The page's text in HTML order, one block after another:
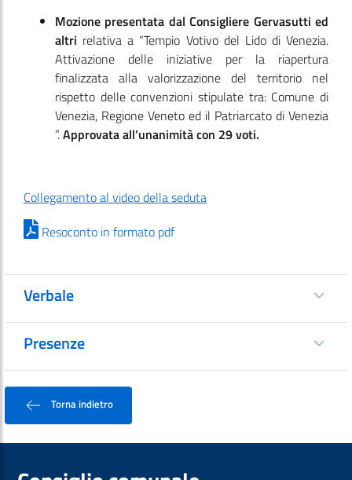
Mozione presentata dal Consigliere Gervasutti ed
altri relativa a “Tempio Votivo del Lido di Venezia.
Attivazione delle iniziative per la riapertura
finalizzata alla valorizzazione del territorio nel
rispetto delle convenzioni stipulate tra: Comune di
Venezia, Regione Veneto ed il Patriarcato di Venezia
”.Approvata all’unanimità con 29 voti.
Collegamento al video della seduta
Resoconto in formato pdf
Verbale
Presenze
Torna indietro